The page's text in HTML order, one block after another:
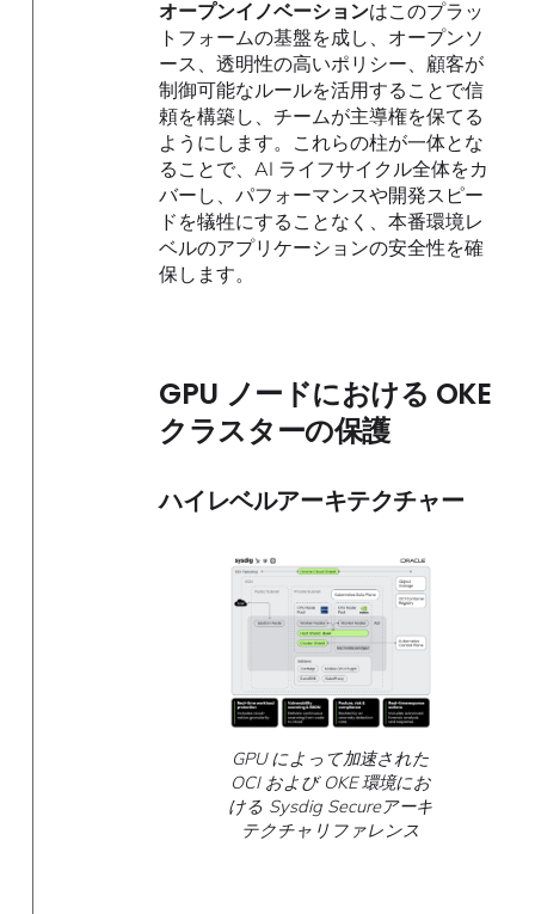
オープンイノベーションはこのプラッ
トフォームの基盤を成し、オープンソ
ース、透明性の高いポリシー、顧客が
制御可能なルールを活用することで信
頼を構築し、チームが主導権を保てる
ようにします。これらの柱が一体とな
ることで、AI ライフサイクル全体をカ
バーし、パフォーマンスや開発スピー
ドを犠牲にすることなく、本番環境レ
ベルのアプリケーションの安全性を確
保します。
GPU ノードにおける OKE
クラスターの保護
ハイレベルアーキテクチャー
GPU によって加速された
OCI および OKE 環境にお
ける Sysdig Secureアーキ
テクチャリファレンス